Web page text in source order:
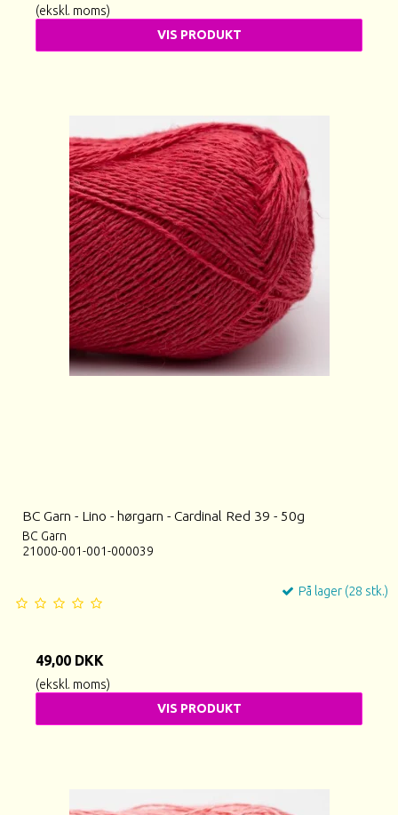
(ekskl. moms)
VIS PRODUKT
BC Garn - Lino - hørgarn - Cardinal Red 39 - 50g
BC Garn
21000-001-001-000039
På lager (28 stk.)
49,00 DKK
(ekskl. moms)
VIS PRODUKT